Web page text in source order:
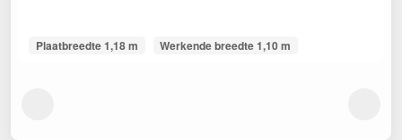
Plaatbreedte 1,18 m Werkende breedte 1,10 m